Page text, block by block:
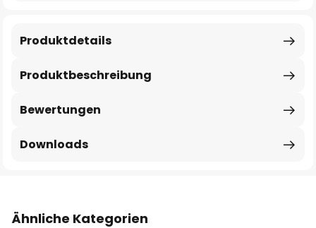
Produktbeschreibung
Produktdetails
Bewertungen
Downloads
Ähnliche Kategorien